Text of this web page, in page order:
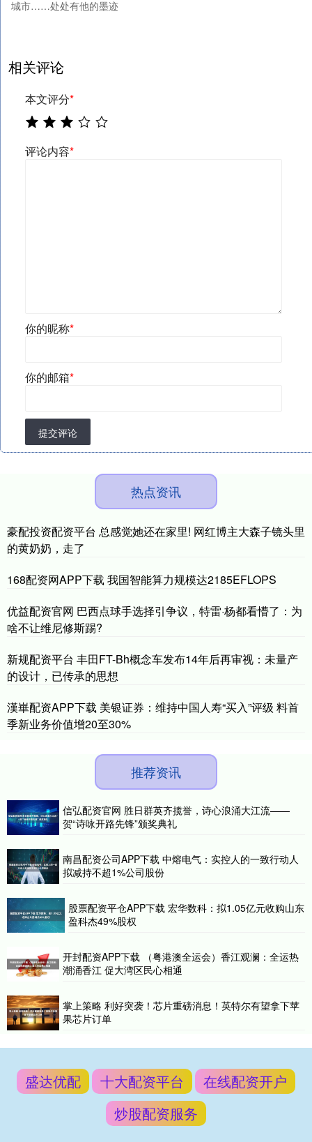
城市……处处有他的墨迹
相关评论
本文评分*
评论内容*
你的昵称*
你的邮箱*
提交评论
热点资讯
豪配投资配资平台 总感觉她还在家里! 网红博主大森子镜头里
的黄奶奶，走了
168配资网APP下载 我国智能算力规模达2185EFLOPS
优益配资官网 巴西点球手选择引争议，特雷·杨都看懵了：为
啥不让维尼修斯踢?
新规配资平台 丰田FT-Bh概念车发布14年后再审视：未量产
的设计，已传承的思想
漢崋配资APP下载 美银证券：维持中国人寿“买入”评级 料首
季新业务价值增20至30%
推荐资讯
信弘配资官网 胜日群英齐揽誉，诗心浪涌大江流——
贺“诗咏开路先锋”颁奖典礼
南昌配资公司APP下载 中熔电气：实控人的一致行动人
拟减持不超1%公司股份
股票配资平仓APP下载 宏华数科：拟1.05亿元收购山东
盈科杰49%股权
开封配资APP下载 （粤港澳全运会）香江观澜：全运热
潮涌香江 促大湾区民心相通
掌上策略 利好突袭！芯片重磅消息！英特尔有望拿下苹
果芯片订单
盛达优配 十大配资平台
在线配资开户
炒股配资服务